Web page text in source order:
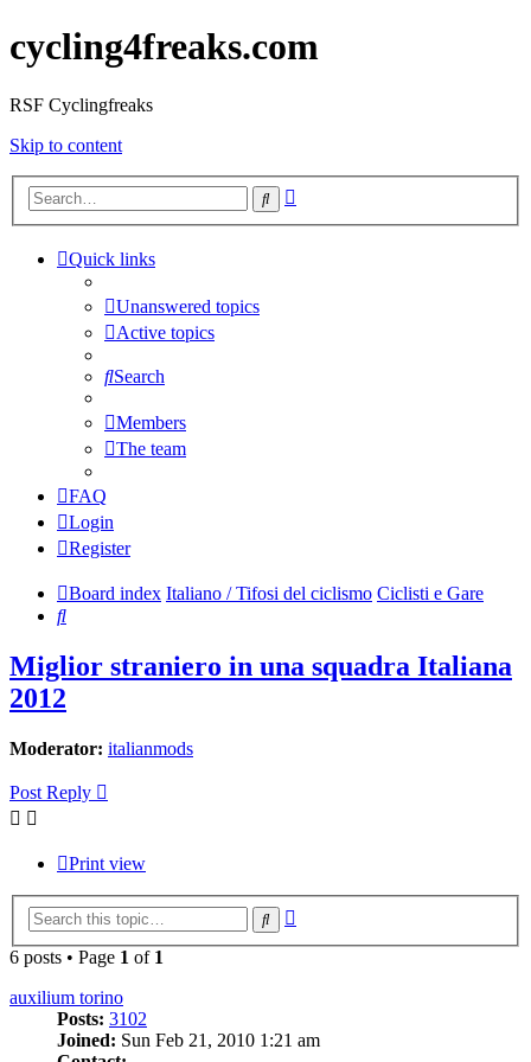
cycling4freaks.com
RSF Cyclingfreaks
Skip to content
Search
Quick links
Unanswered topics
Active topics
Search
Members
The team
FAQ
Login
Register
Board index Italiano / Tifosi del ciclismo Ciclisti e Gare
Search
Miglior straniero in una squadra Italiana
2012
Moderator: italianmods
Post Reply
Print view
Search
6 posts • Page 1 of 1
auxilium torino
Posts: 3102
Joined: Sun Feb 21, 2010 1:21 am